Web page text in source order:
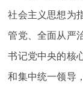
社会主义思想为
管党、全面从严
书记党中央的核
和集中统一领导